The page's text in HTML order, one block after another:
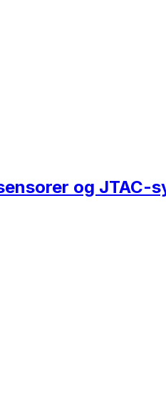
og JTAC-